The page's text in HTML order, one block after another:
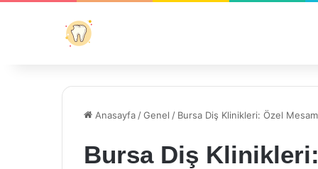
Anasayfa /Genel / Bursa Diş Klinikleri: Özel
Bursa Diş